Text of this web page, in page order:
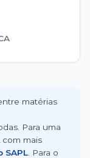
matérias
Para uma
mais
SAPL . Para o